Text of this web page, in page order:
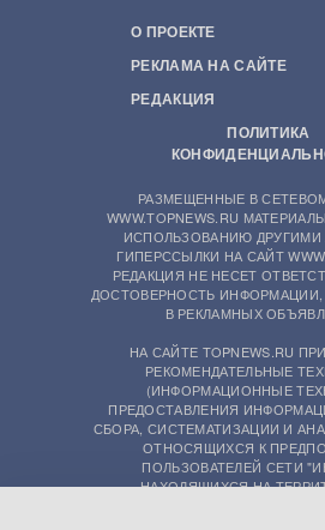
О ПРОЕКТЕ
РЕКЛАМА НА САЙТЕ
РЕДАКЦИЯ
ПОЛИТИКА
РАЗМЕЩЕННЫЕ В
WWW.TOPNEWS.RU
ИСПОЛЬЗОВАНИЮ ДРУГИМИ
ГИПЕРССЫЛКИ НА САЙТ
РЕДАКЦИЯ НЕ НЕСЕТ
ДОСТОВЕРНОСТЬ
В РЕКЛАМНЫХ
НА САЙТЕ TOPNEWS.RU
РЕКОМЕНДАТЕЛЬНЫЕ
(ИНФОРМАЦИОННЫЕ
ПРЕДОСТАВЛЕНИЯ
СБОРА, СИСТЕМАТИЗАЦИИ И
ОТНОСЯЩИХСЯ К
ПОЛЬЗОВАТЕЛЕЙ СЕТИ
НАХОДЯЩИХСЯ НА